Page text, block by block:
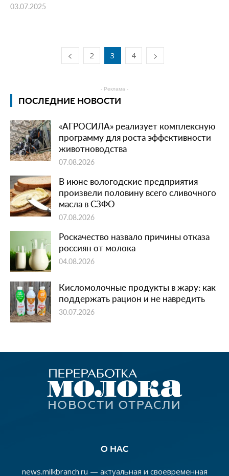
03.07.2025
2 3 4
- Реклама -
ПОСЛЕДНИЕ НОВОСТИ
«АГРОСИЛА» реализует комплексную
программу для роста эффективности
животноводства
07.08.2026
В июне вологодские предприятия
произвели половину всего сливочного
масла в СЗФО
07.08.2026
Роскачество назвало причины отказа
россиян от молока
04.08.2026
Кисломолочные продукты в жару: как
поддержать рацион и не навредить
30.07.2026
О НАС
news.milkbranch.ru — актуальная и своевременная